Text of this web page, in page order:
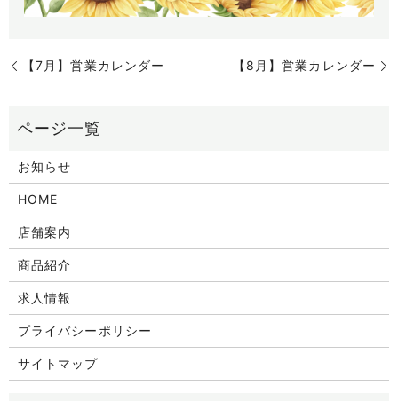
【7月】営業カレンダー 【8月】営業カレンダー
お知らせ
HOME
店舗案内
商品紹介
求人情報
プライバシーポリシー
サイトマップ